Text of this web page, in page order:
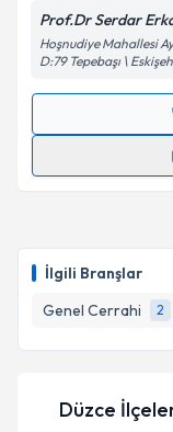
İlgili Branşlar
Genel Cerrahi
2
Prof.Dr Serdar
Hoşnudiye Mahallesi
D:79 Tepebaşı \
Randevu
E-posta
Kişisel
Düzce